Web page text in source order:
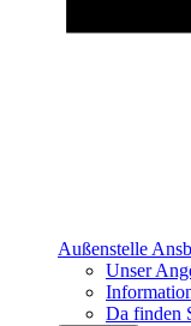
Außenstelle
Unser
Da finden